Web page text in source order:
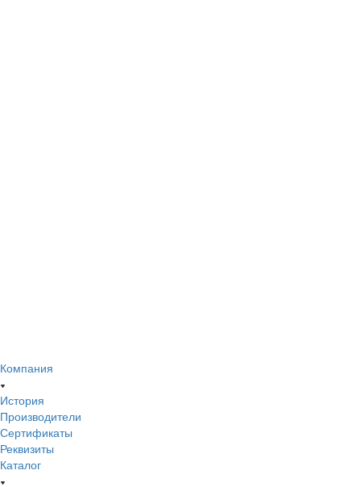
Компания
История
Производители
Сертификаты
Реквизиты
Каталог